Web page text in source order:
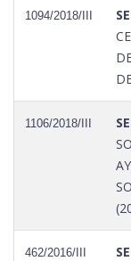
1094/2018/III
1106/2018/III
462/2016/III